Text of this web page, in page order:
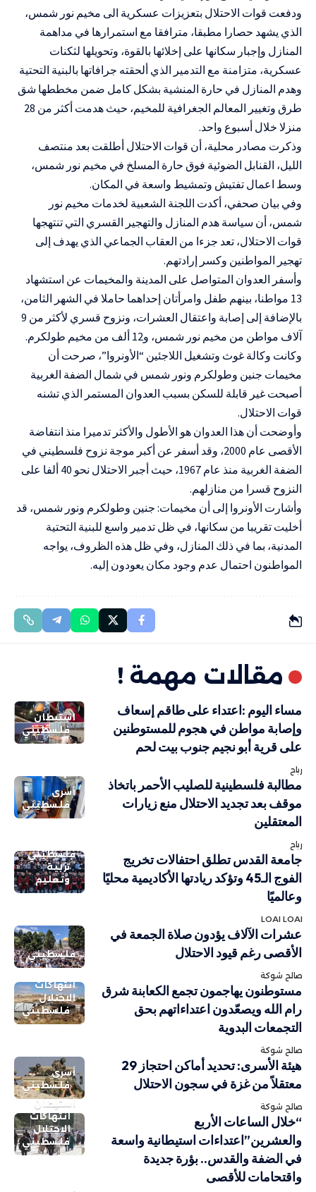
ودفعت قوات الاحتلال بتعزيزات عسكرية الى مخيم نور شمس،
الذي يشهد حصارا مطبقا، مترافقا مع استمرارها في مداهمة
المنازل وإجبار سكانها على إخلائها بالقوة، وتحويلها لثكنات
عسكرية، متزامنة مع التدمير الذي ألحقته جرافاتها بالبنية التحتية
وهدم المنازل في حارة المنشية بشكل كامل ضمن مخططها شق
طرق وتغيير المعالم الجغرافية للمخيم، حيث هدمت أكثر من 28
منزلا خلال أسبوع واحد.
وذكرت مصادر محلية، أن قوات الاحتلال أطلقت بعد منتصف
الليل، القنابل الضوئية فوق حارة المسلخ في مخيم نور شمس،
وسط اعمال تفتيش وتمشيط واسعة في المكان.
وفي بيان صحفي، أكدت اللجنة الشعبية لخدمات مخيم نور
شمس، أن سياسة هدم المنازل والتهجير القسري التي تنتهجها
قوات الاحتلال، تعد جزءا من العقاب الجماعي الذي يهدف إلى
تهجير المواطنين وكسر إرادتهم.
وأسفر العدوان المتواصل على المدينة والمخيمات عن استشهاد
13 مواطنا، بينهم طفل وامرأتان إحداهما حاملا في الشهر الثامن،
بالإضافة إلى إصابة واعتقال العشرات، ونزوح قسري لأكثر من 9
آلاف مواطن من مخيم نور شمس، و12 ألف من مخيم طولكرم.
وكانت وكالة غوث وتشغيل اللاجئين “الأونروا”، صرحت أن
مخيمات جنين وطولكرم ونور شمس في شمال الضفة الغربية
أصبحت غير قابلة للسكن بسبب العدوان المستمر الذي تشنه
قوات الاحتلال.
وأوضحت أن هذا العدوان هو الأطول والأكثر تدميرا منذ انتفاضة
الأقصى عام 2000، وقد أسفر عن أكبر موجة نزوح فلسطيني في
الضفة الغربية منذ عام 1967، حيث أجبر الاحتلال نحو 40 ألفا على
النزوح قسرا من منازلهم.
وأشارت الأونروا إلى أن مخيمات: جنين وطولكرم ونور شمس، قد
أخليت تقريبا من سكانها، في ظل تدمير واسع للبنية التحتية
المدنية، بما في ذلك المنازل، وفي ظل هذه الظروف، يواجه
المواطنون احتمال عدم وجود مكان يعودون إليه.
مقالات مهمة !
استيطان
فلسطيني
مساء اليوم :اعتداء على طاقم إسعاف
وإصابة مواطن في هجوم للمستوطنين
على قرية أبو نجيم جنوب بيت لحم
رباح
أسرى
فلسطيني
مطالبة فلسطينية للصليب الأحمر باتخاذ
موقف بعد تجديد الاحتلال منع زيارات
المعتقلين
رباح
فلسطيني
تربية
وتعليم
جامعة القدس تطلق احتفالات تخريج
الفوج الـ45 وتؤكد ريادتها الأكاديمية محليًا
وعالميًا
LOAI LOAI
فلسطيني
عشرات الآلاف يؤدون صلاة الجمعة في
الأقصى رغم قيود الاحتلال
صالح شوكة
انتهاكات
الاحتلال
فلسطيني
مستوطنون يهاجمون تجمع الكعابنة شرق
رام الله ويصعّدون اعتداءاتهم بحق
التجمعات البدوية
صالح شوكة
أسرى
فلسطيني
هيئة الأسرى: تحديد أماكن احتجاز 29
معتقلاً من غزة في سجون الاحتلال
صالح شوكة
استيطان
انتهاكات
الاحتلال
فلسطيني
“خلال الساعات الأربع
والعشرين”اعتداءات استيطانية واسعة
في الضفة والقدس.. بؤرة جديدة
واقتحامات للأقصى